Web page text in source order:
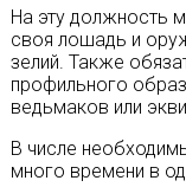
На эту должность
своя лошадь и
зелий. Также
профильного
ведьмаков или
В числе
много времени в